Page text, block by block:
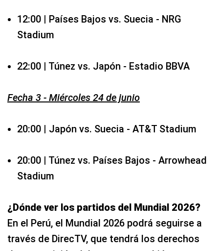
12:00 | Países Bajos vs. Suecia - NRG
Stadium
22:00 | Túnez vs. Japón - Estadio BBVA
Fecha 3 - Miércoles 24 de junio
20:00 | Japón vs. Suecia - AT&T Stadium
20:00 | Túnez vs. Países Bajos - Arrowhead
Stadium
¿Dónde ver los partidos del Mundial 2026?
En el Perú, el Mundial 2026 podrá seguirse a
través de DirecTV, que tendrá los derechos